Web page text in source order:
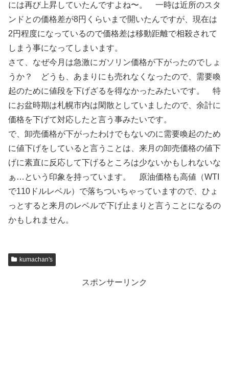
には再び上昇していたんですよね〜。 一時は近所のスタ
ンドとの価格差が8円くらいまで開いたんですが、現在は
2円程度になっているので価格差は移動距離で相殺されて
しまう事になってしまいます。
さて、なぜ今月は急激にガソリン価格が下がったのでしょ
うか？ どうも、あまりにも売れなくなったので、需要喚
起のために値段を下げざるを得なかったみたいです。 特
にお盆時期は札幌市内は閑散としていましたので、余計に
価格を下げて対応したと言う事みたいです。
で、卸売価格が下がったわけでもないのに需要喚起のため
に値下げをしていると言うことは、来月の卸売価格の値下
げに素直に反応して下げるところは少ないかもしれないな
ぁ…という印象を持っています。 原油価格も高値（WTI
で110ドルレベル）で落ちついちゃっていますので、ひょ
っとすると来月のレベルで下げ止まりと言うことになるの
かもしれません。
kumachan's
スポンサーリンク